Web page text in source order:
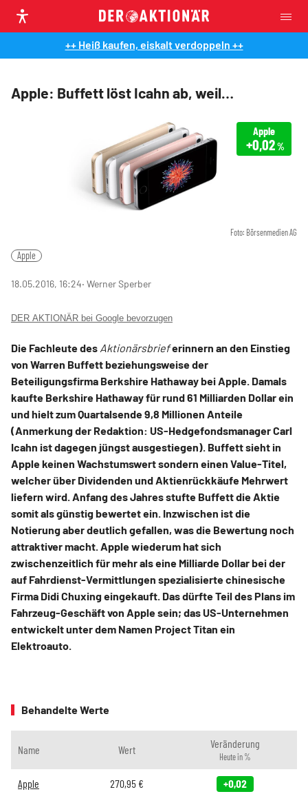
++ Heiß kaufen, eiskalt verdoppeln ++
Apple: Buffett löst Icahn ab, weil…
Foto: Börsenmedien AG
Apple
+0,02%
Apple
18.05.2016, 16:24‧ Werner Sperber
DER AKTIONÄR bei Google bevorzugen
Die Fachleute des Aktionärsbrieferinnern an den Einstieg
von Warren Buffett beziehungsweise der
Beteiligungsfirma Berkshire Hathaway bei Apple. Damals
kaufte Berkshire Hathaway für rund 61 Milliarden Dollar ein
und hielt zum Quartalsende 9,8 Millionen Anteile
(Anmerkung der Redaktion: US-Hedgefondsmanager Carl
Icahn ist dagegen jüngst ausgestiegen). Buffett sieht in
Apple keinen Wachstumswert sondern einen Value-Titel,
welcher über Dividenden und Aktienrückkäufe Mehrwert
liefern wird. Anfang des Jahres stufte Buffett die Aktie
somit als günstig bewertet ein. Inzwischen ist die
Notierung aber deutlich gefallen, was die Bewertung noch
attraktiver macht. Apple wiederum hat sich
zwischenzeitlich für mehr als eine Milliarde Dollar bei der
auf Fahrdienst-Vermittlungen spezialisierte chinesische
Firma Didi Chuxing eingekauft. Das dürfte Teil des Plans im
Fahrzeug-Geschäft von Apple sein; das US-Unternehmen
entwickelt unter dem Namen Project Titan ein
Elektroauto.
Behandelte Werte
Name Wert Veränderung
Heute in %
Apple 270,95 € +0,02